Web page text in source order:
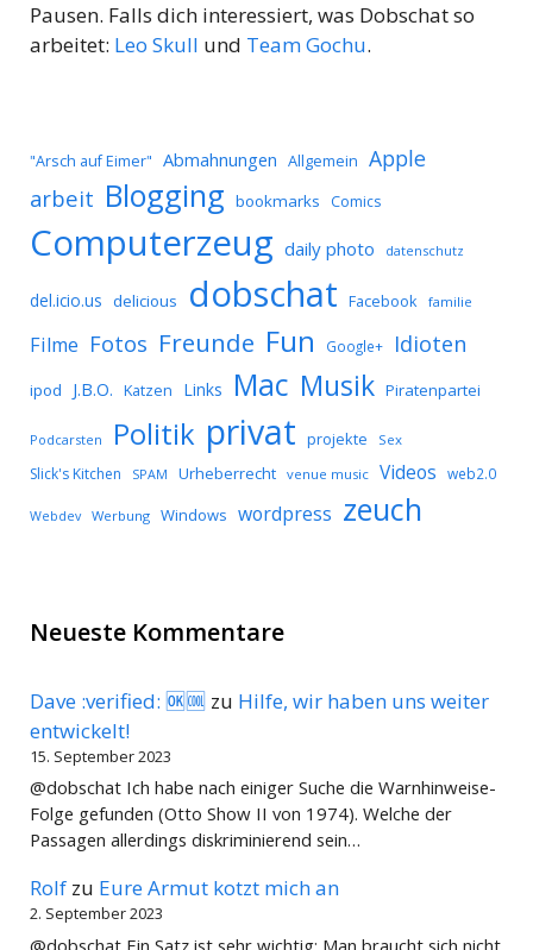
Pausen. Falls dich interessiert, was Dobschat so
arbeitet: Leo Skull und Team Gochu.
"Arsch auf Eimer" Abmahnungen Allgemein Apple
arbeit Blogging bookmarks Comics
Computerzeug daily photo datenschutz
del.icio.us delicious dobschat Facebook familie
Filme Fotos Freunde Fun Google+ Idioten
ipod J.B.O. Katzen Links Mac Musik Piratenpartei
Podcarsten Politik privat projekte Sex
Slick's Kitchen SPAM Urheberrecht venue music Videos web2.0
Webdev Werbung Windows wordpress zeuch
Neueste Kommentare
Dave :verified: 🆗🆒 zu Hilfe, wir haben uns weiter
entwickelt!
15. September 2023
@dobschat Ich habe nach einiger Suche die Warnhinweise-
Folge gefunden (Otto Show II von 1974). Welche der
Passagen allerdings diskriminierend sein…
Rolf zu Eure Armut kotzt mich an
2. September 2023
@dobschat Ein Satz ist sehr wichtig: Man braucht sich nicht